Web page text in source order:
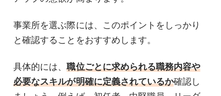
事業所を選ぶ際には、このポイントをしっかり
と確認することをおすすめします。
具体的には、職位ごとに求められる職務内容や
必要なスキルが明確に定義されているか確認し